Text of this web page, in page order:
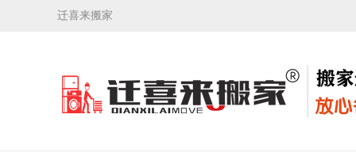
迁喜来搬家